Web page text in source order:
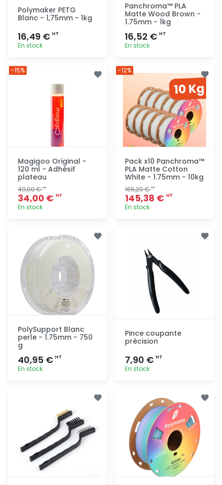
Polymaker PETG
Blanc - 1,75mm - 1kg
16,49 € HT
En stock
Panchroma™ PLA
Matte Wood Brown -
1.75mm - 1kg
16,52 € HT
En stock
rapide
Magigoo Original -
120 ml - Adhésif
plateau
40,00 €HT
34,00 € HT
En stock
rapide
-15%
Pack x10 Panchroma™
PLA Matte Cotton
White - 1.75mm - 10kg
165,20 €HT
145,38 € HT
En stock
-12%
PolySupport Blanc
perle - 1.75mm - 750
g
40,95 € HT
En stock
Pince coupante
précision
7,90 € HT
En stock
rapide